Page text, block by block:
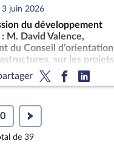
3 juin 2026
du développement
M. David Valence,
du Conseil d’orientation
sur les projets
nouvelles
de 39